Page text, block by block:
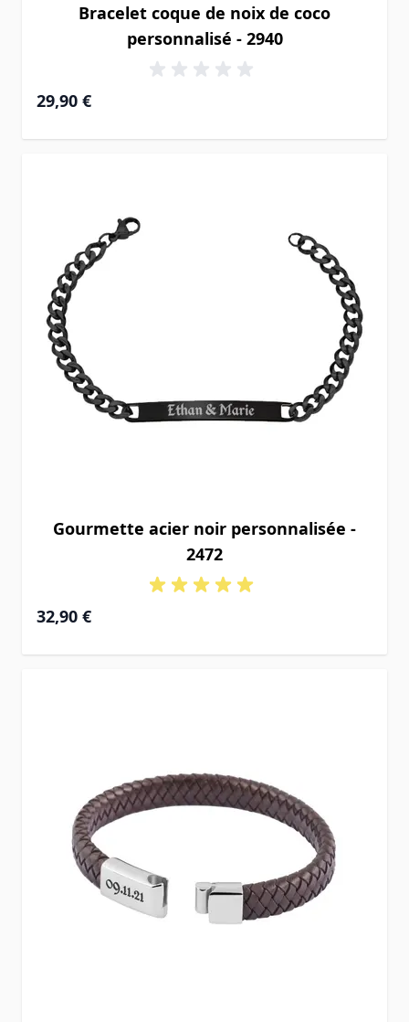
Bracelet coque de noix de coco
personnalisé - 2940
29,90 €
Gourmette acier noir personnalisée -
2472
32,90 €